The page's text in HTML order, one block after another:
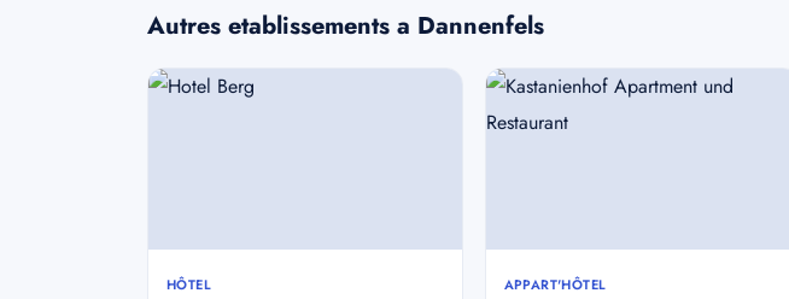
Autres etablissements a Dannenfels
HÔTEL APPART'HÔTEL